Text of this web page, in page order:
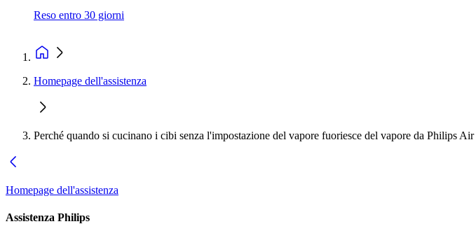
Reso entro 30 giorni
Homepage dell'assistenza
Perché quando si cucinano i cibi senza l'impostazione del vapore fuoriesce del vapore da Philips
Homepage dell'assistenza
Assistenza Philips